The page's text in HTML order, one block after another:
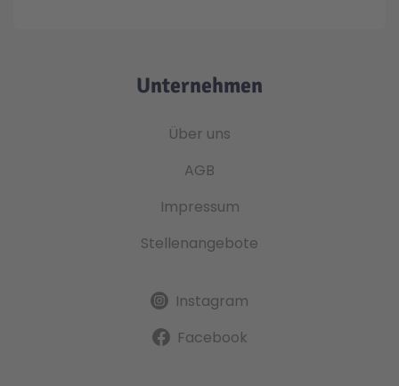
Unternehmen
Über uns
AGB
Impressum
Stellenangebote
Instagram
Facebook